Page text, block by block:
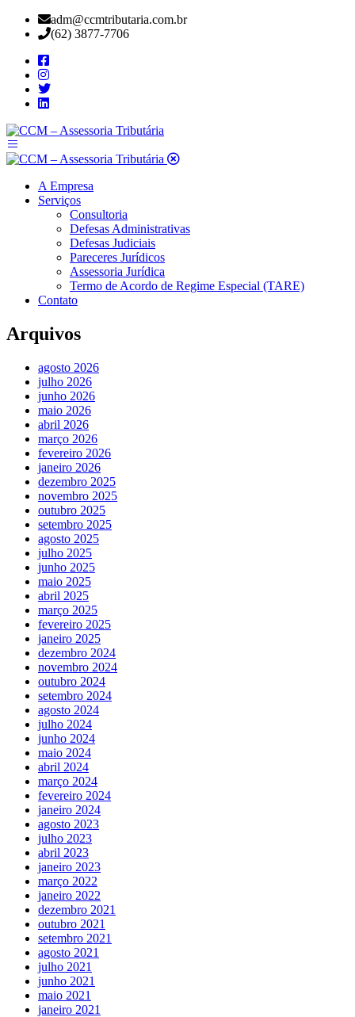
adm@ccmtributaria.com.br
(62) 3877-7706
A Empresa
Serviços
Consultoria
Defesas Administrativas
Defesas Judiciais
Pareceres Jurídicos
Assessoria Jurídica
Termo de Acordo de Regime Especial (TARE)
Contato
Arquivos
agosto 2026
julho 2026
junho 2026
maio 2026
abril 2026
março 2026
fevereiro 2026
janeiro 2026
dezembro 2025
novembro 2025
outubro 2025
setembro 2025
agosto 2025
julho 2025
junho 2025
maio 2025
abril 2025
março 2025
fevereiro 2025
janeiro 2025
dezembro 2024
novembro 2024
outubro 2024
setembro 2024
agosto 2024
julho 2024
junho 2024
maio 2024
abril 2024
março 2024
fevereiro 2024
janeiro 2024
agosto 2023
julho 2023
abril 2023
janeiro 2023
março 2022
janeiro 2022
dezembro 2021
outubro 2021
setembro 2021
agosto 2021
julho 2021
junho 2021
maio 2021
janeiro 2021